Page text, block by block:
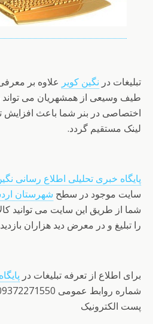
تبلیغات در نگین کویر علاوه بر
طیف وسیعی از همشهریان می تواند
اختصاصی در بنر شما باعث
لینک مستقیم گردد.
پایگاه خبری تحلیلی اطلاع رسانی
سایت موجود در سطح شهرستان
شما از طریق این سایت می توانید
را تبلیغ و در معرض دید هزاران
برای اطلاع از تعرفه تبلیغات در
پست الکترونیک